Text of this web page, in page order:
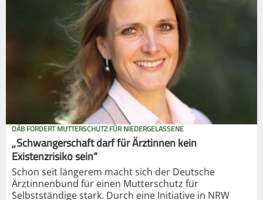
DÄB FORDERT MUTTERSCHUTZ FÜR NIEDERGELASSENE
„Schwangerschaft darf für Ärztinnen kein
Existenzrisiko sein“
Schon seit längerem macht sich der Deutsche
Ärztinnenbund für einen Mutterschutz für
Selbstständige stark. Durch eine Initiative in NRW